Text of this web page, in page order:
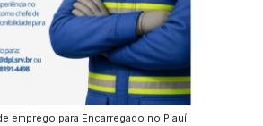
emprego para Encarregado no Piauí